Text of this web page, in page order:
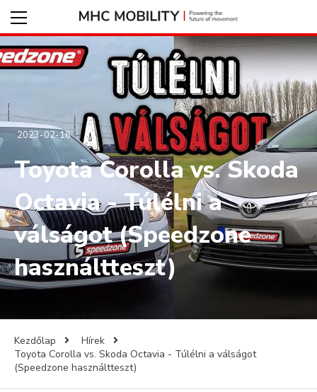
2023-02-16
Toyota Corolla vs. Skoda
Octavia - Túlélni a
válságot (Speedzone
használtteszt)
Kezdőlap
Hírek
Toyota Corolla vs. Skoda Octavia - Túlélni a válságot
(Speedzone használtteszt)